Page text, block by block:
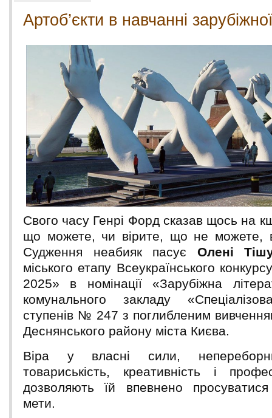
Артоб’єкти в навчанні
Свого часу Генрі Форд сказав щось на
що можете, чи вірите, що не можете,
Судження неабияк пасує Олені
міського етапу Всеукраїнського
2025» в номінації «Зарубіжна
комунального закладу
ступенів № 247 з поглибленим
Деснянського району міста Києва.
Віра у власні сили,
товариськість, креативність і
дозволяють їй впевнено
мети.